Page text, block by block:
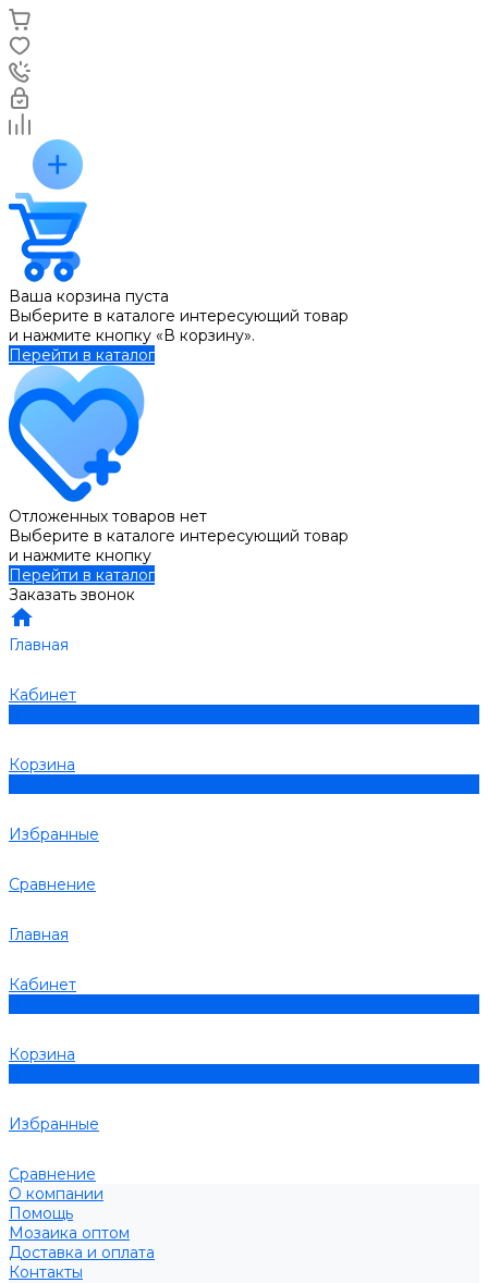
Ваша корзина пуста
Выберите в каталоге интересующий товар
и нажмите кнопку «В корзину».
Перейти в каталог
Отложенных товаров нет
Выберите в каталоге интересующий товар
и нажмите кнопку
Перейти в каталог
Заказать звонок
Главная
Кабинет
Корзина
Избранные
Сравнение
Главная
Кабинет
Корзина
Избранные
Сравнение
О компании
Помощь
Мозаика оптом
Доставка и оплата
Контакты